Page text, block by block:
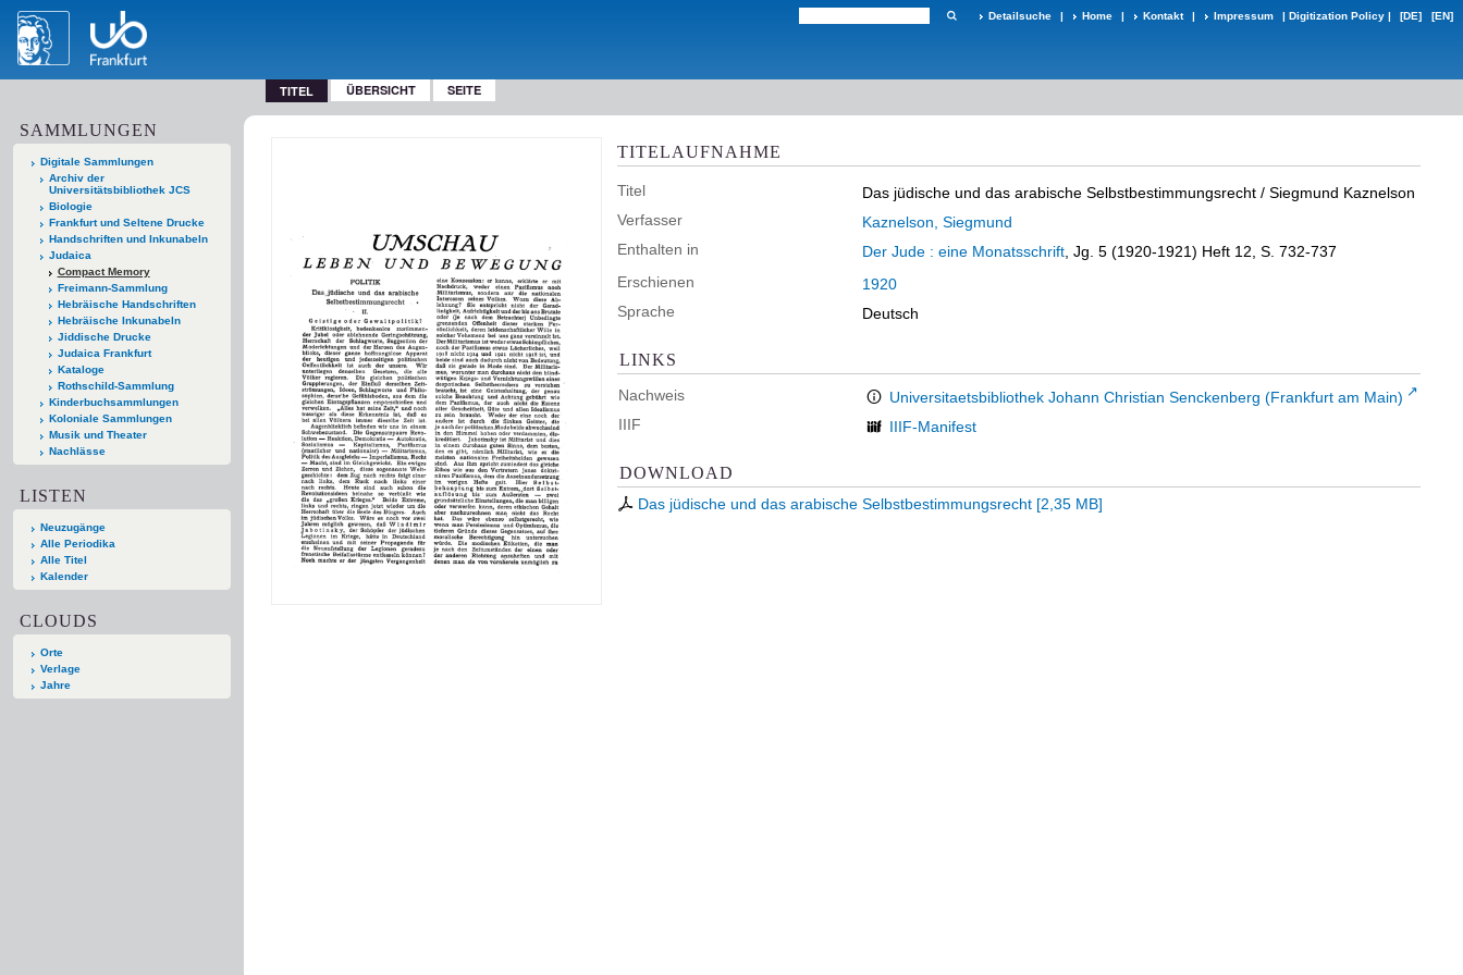
Detailsuche | Home | Kontakt | Impressum | Digitization Policy | [DE] [EN]
TITEL ÜBERSICHT SEITE
SAMMLUNGEN
Digitale Sammlungen
Archiv der
Universitätsbibliothek JCS
Biologie
Frankfurt und Seltene Drucke
Handschriften und Inkunabeln
Judaica
Compact Memory
Freimann-Sammlung
Hebräische Handschriften
Hebräische Inkunabeln
Jiddische Drucke
Judaica Frankfurt
Kataloge
Rothschild-Sammlung
Kinderbuchsammlungen
Koloniale Sammlungen
Musik und Theater
Nachlässe
LISTEN
Neuzugänge
Alle Periodika
Alle Titel
Kalender
CLOUDS
Orte
Verlage
Jahre
TITELAUFNAHME
Titel Das jüdische und das arabische Selbstbestimmungsrecht / Siegmund Kaznelson
Verfasser
Kaznelson, Siegmund
Enthalten in
Der Jude : eine Monatsschrift , Jg. 5 (1920-1921) Heft 12, S. 732-737
Erschienen
1920
Sprache
Deutsch
LINKS
Nachweis
Universitaetsbibliothek Johann Christian Senckenberg (Frankfurt am Main)
IIIF
IIIF-Manifest
DOWNLOAD
Das jüdische und das arabische Selbstbestimmungsrecht [2,35 MB]